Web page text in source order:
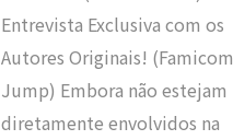
Entrevista Exclusiva com os
Autores Originais! (Famicom
Jump) Embora não estejam
diretamente envolvidos na